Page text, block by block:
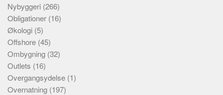
Nybyggeri (266)
Obligationer (16)
Økologi (5)
Offshore (45)
Ombygning (32)
Outlets (16)
Overgangsydelse (1)
Overnatning (197)